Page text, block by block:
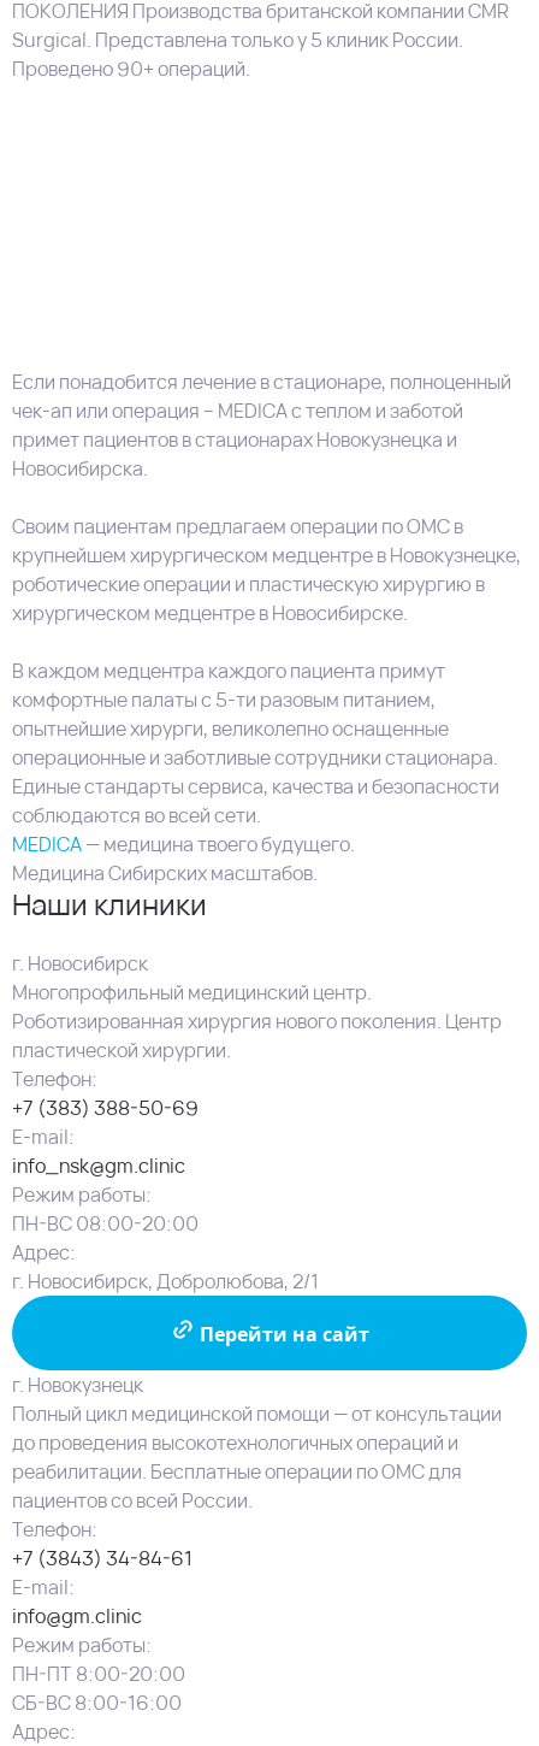
ПОКОЛЕНИЯ Производства британской компании CMR
Surgical. Представлена только у 5 клиник России.
Проведено 90+ операций.
Если понадобится лечение в стационаре, полноценный
чек-ап или операция – MEDICA с теплом и заботой
примет пациентов в стационарах Новокузнецка и
Новосибирска.
Своим пациентам предлагаем операции по ОМС в
крупнейшем хирургическом медцентре в Новокузнецке,
роботические операции и пластическую хирургию в
хирургическом медцентре в Новосибирске.
В каждом медцентра каждого пациента примут
комфортные палаты с 5-ти разовым питанием,
опытнейшие хирурги, великолепно оснащенные
операционные и заботливые сотрудники стационара.
Единые стандарты сервиса, качества и безопасности
соблюдаются во всей сети.
MEDICA— медицина твоего будущего.
Медицина Сибирских масштабов.
Наши клиники
г. Новосибирск
Многопрофильный медицинский центр.
Роботизированная хирургия нового поколения. Центр
пластической хирургии.
Телефон:
+7 (383) 388-50-69
E-mail:
info_nsk@gm.clinic
Режим работы:
ПН-ВС 08:00-20:00
Адрес:
г. Новосибирск, Добролюбова, 2/1
Перейти на сайт
г. Новокузнецк
Полный цикл медицинской помощи — от консультации
до проведения высокотехнологичных операций и
реабилитации. Бесплатные операции по ОМС для
пациентов со всей России.
Телефон:
+7 (3843) 34-84-61
E-mail:
info@gm.clinic
Режим работы:
ПН-ПТ 8:00-20:00
СБ-ВС 8:00-16:00
Адрес: